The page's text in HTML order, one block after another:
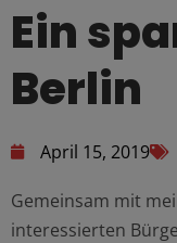
Ein
Berlin
April 15, 2019
Gemeinsam mit
interessierten